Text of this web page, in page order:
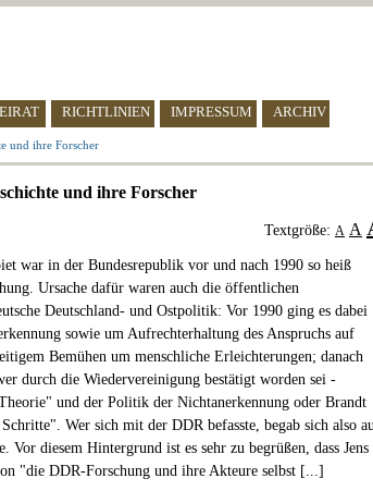
RICHTLINIEN IMPRESSUM ARCHIV
und ihre Forscher
und ihre Forscher
Textgröße: A A
war in der Bundesrepublik vor und nach 1990 so heiß
Ursache dafür waren auch die öffentlichen
Deutschland- und Ostpolitik: Vor 1990 ging es dabei
sowie um Aufrechterhaltung des Anspruchs auf
Bemühen um menschliche Erleichterungen; danach
durch die Wiedervereinigung bestätigt worden sei -
und der Politik der Nichtanerkennung oder Brandt
Wer sich mit der DDR befasste, begab sich also
Vor diesem Hintergrund ist es sehr zu begrüßen, dass Jens
"die DDR-Forschung und ihre Akteure selbst [...]